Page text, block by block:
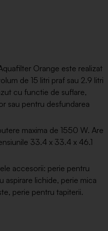
Orange este realizat
de 15 litri praf sau 2.9 litri
cu functie de suflare,
sau pentru desfundarea
maxima de 1550 W. Are
33.4 x 33.4 x 46.1
accesorii: perie pentru
aspirare lichide, perie mica
perie pentru tapiterii.